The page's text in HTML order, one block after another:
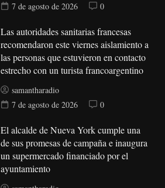
7 de agosto de 2026
0
Las autoridades sanitarias francesas
recomendaron este viernes aislamiento a
las personas que estuvieron en contacto
estrecho con un turista francoargentino
samantharadio
7 de agosto de 2026
0
El alcalde de Nueva York cumple una
de sus promesas de campaña e inaugura
un supermercado financiado por el
ayuntamiento